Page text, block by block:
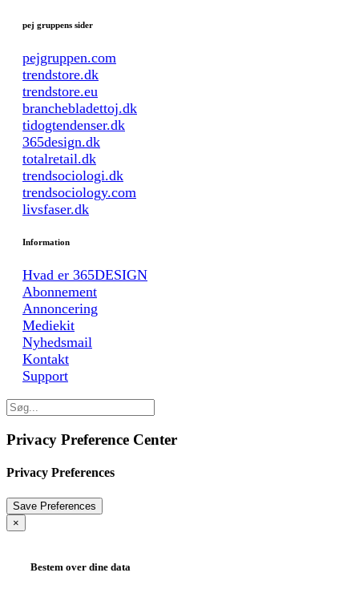
pej gruppens sider
pejgruppen.com
trendstore.dk
trendstore.eu
branchebladettoj.dk
tidogtendenser.dk
365design.dk
totalretail.dk
trendsociologi.dk
trendsociology.com
livsfaser.dk
Information
Hvad er 365DESIGN
Abonnement
Annoncering
Mediekit
Nyhedsmail
Kontakt
Support
Privacy Preference Center
Privacy Preferences
×
Bestem over dine data